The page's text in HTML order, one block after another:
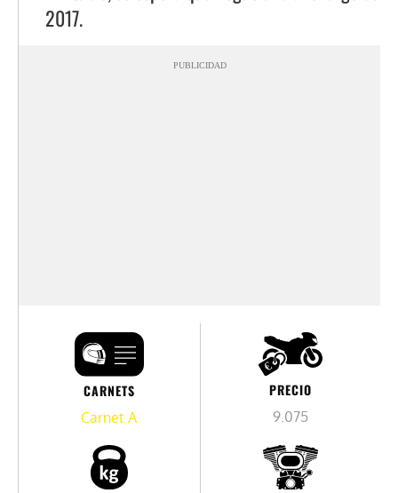
2017.
PUBLICIDAD
CARNETS
Carnet A
PRECIO
9.075